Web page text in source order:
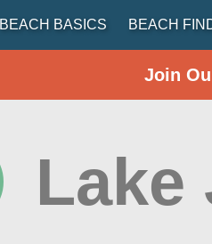
BEACH BASICS BEACH
Join
Lake